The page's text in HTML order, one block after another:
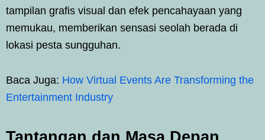
tampilan grafis visual dan efek pencahayaan yang
memukau, memberikan sensasi seolah berada di
lokasi pesta sungguhan.
Baca Juga: How Virtual Events Are Transforming the
Entertainment Industry